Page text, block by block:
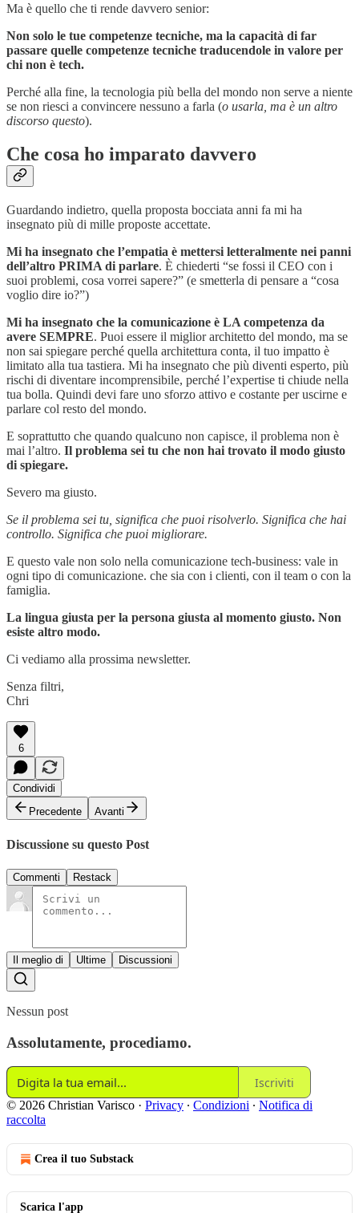
Ma è quello che ti rende davvero senior:
Non solo le tue competenze tecniche, ma la capacità di far
passare quelle competenze tecniche traducendole in valore per
chi non è tech.
Perché alla fine, la tecnologia più bella del mondo non serve a niente
se non riesci a convincere nessuno a farla (o usarla, ma è un altro
discorso questo).
Che cosa ho imparato davvero
Guardando indietro, quella proposta bocciata anni fa mi ha
insegnato più di mille proposte accettate.
Mi ha insegnato che l’empatia è mettersi letteralmente nei panni
dell’altro PRIMA di parlare. È chiederti “se fossi il CEO con i
suoi problemi, cosa vorrei sapere?” (e smetterla di pensare a “cosa
voglio dire io?”)
Mi ha insegnato che la comunicazione è LA competenza da
avere SEMPRE. Puoi essere il miglior architetto del mondo, ma se
non sai spiegare perché quella architettura conta, il tuo impatto è
limitato alla tua tastiera. Mi ha insegnato che più diventi esperto, più
rischi di diventare incomprensibile, perché l’expertise ti chiude nella
tua bolla. Quindi devi fare uno sforzo attivo e costante per uscirne e
parlare col resto del mondo.
E soprattutto che quando qualcuno non capisce, il problema non è
mai l’altro. Il problema sei tu che non hai trovato il modo giusto
di spiegare.
Severo ma giusto.
Se il problema sei tu, significa che puoi risolverlo. Significa che hai
controllo. Significa che puoi migliorare.
E questo vale non solo nella comunicazione tech-business: vale in
ogni tipo di comunicazione. che sia con i clienti, con il team o con la
famiglia.
La lingua giusta per la persona giusta al momento giusto. Non
esiste altro modo.
Ci vediamo alla prossima newsletter.
Senza filtri,
Chri
6
Condividi
Precedente
Avanti
Discussione su questo Post
Commenti Restack
Il meglio di Ultime Discussioni
Nessun post
Assolutamente, procediamo.
Iscriviti
© 2026 Christian Varisco · Privacy ∙ Condizioni ∙ Notifica di
raccolta
Crea il tuo Substack
Scarica l'app